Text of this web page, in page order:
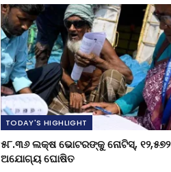
TODAY'S HIGHLIGHT
୫୮.୩୬ ଲକ୍ଷ ଭୋଟରଙ୍କୁ ନୋଟିସ୍‌, ୧୨,୫୭୨
ଅଯୋଗ୍ୟ ଘୋଷିତ